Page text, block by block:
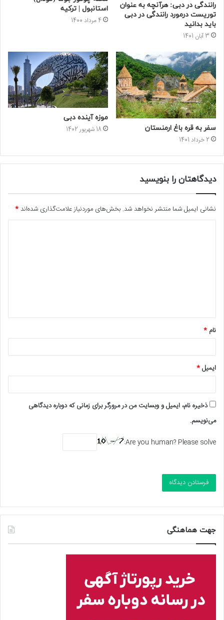
رانندگی در دبی: هرآنچه به عنوان
توریست درمورد رانندگی در دبی
باید بدانید
3 آبان 1401
استانبول | ترکیه
4 مرداد 1400
سفر به قره باغ ارمنستان
2 خرداد 1401
موزه آینده دبی
18 شهریور 1402
دیدگاهتان را بنویسید
نشانی ایمیل شما منتشر نخواهد شد. بخش‌های موردنیاز علامت‌گذاری شده‌اند*
*
نام *
ایمیل*
ذخیره نام، ایمیل و وبسایت من در مرورگر برای زمانی که دوباره دیدگاهی
می‌نویسم.
Are you human? Please solve:
جهت هماهنگی